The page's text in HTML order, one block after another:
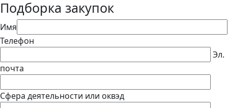
Подборка закупок
Имя
Телефон
Эл.
почта
Сфера деятельности или оквэд